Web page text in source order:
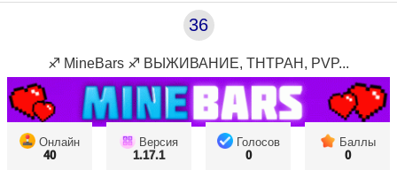
36
♐ MineBars ♐ ВЫЖИВАНИЕ, ТНТРАН, PVP...
Онлайн
40
Версия
1.17.1
Голосов
0
Баллы
0